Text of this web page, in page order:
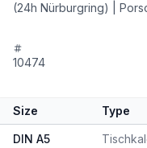
(24h Nürburgring) |
10474
Size Type
DIN A5